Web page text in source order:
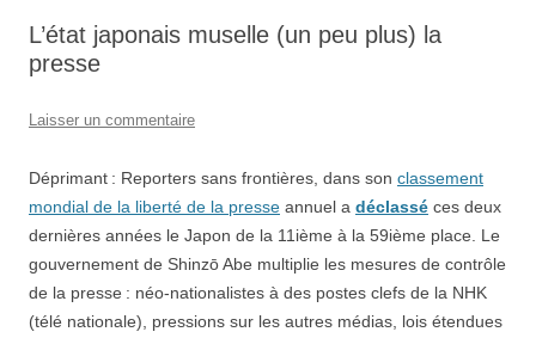
L’état japonais muselle (un peu plus) la
presse
Laisser un commentaire
Déprimant : Reporters sans frontières, dans son classement
mondial de la liberté de la presse annuel a déclassé ces deux
dernières années le Japon de la 11ième à la 59ième place. Le
gouvernement de Shinzō Abe multiplie les mesures de contrôle
de la presse : néo-nationalistes à des postes clefs de la NHK
(télé nationale), pressions sur les autres médias, lois étendues